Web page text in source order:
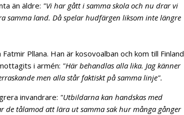
än äldre: "Vi har gått i samma skola och nu drar vi
samma land. Då spelar hudfärgen liksom inte längre
Pllana. Han är kosovoalban och kom till Finland
i armén: "Här behandlas alla lika. Jag känner
men alla står faktiskt på samma linje".
invandrare: "Utbildarna kan handskas med
de tålamod att lära ut samma sak hur många gånger